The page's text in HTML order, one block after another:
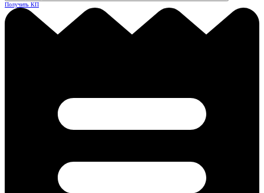
Получить КП